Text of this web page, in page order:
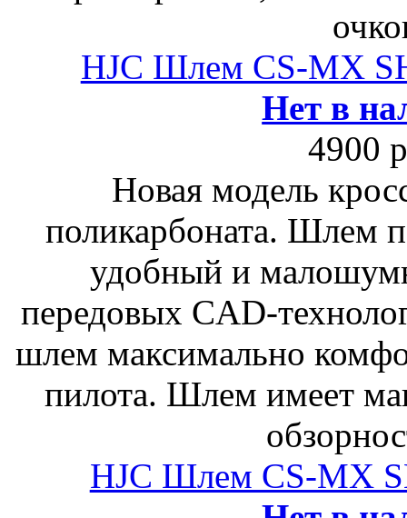
HJC Шлем CS-MX
Нет в
4900
Новая модель
поликарбоната. Шлем
удобный и
передовых CAD-
шлем максимально
пилота. Шлем имеет
HJC Шлем CS-MX